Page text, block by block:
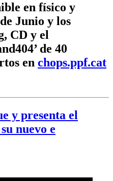
en físico y
Junio y los
CD y el
de 40
en chops.ppf.cat
y presenta el
nuevo e